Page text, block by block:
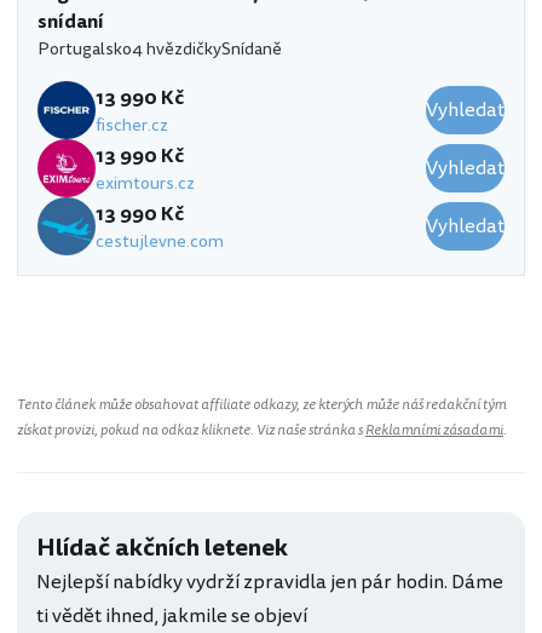
snídaní
Portugalsko4 hvězdičkySnídaně
13 990 Kč
fischer.cz
Vyhledat
13 990 Kč
eximtours.cz
Vyhledat
13 990 Kč
cestujlevne.com Vyhledat
Tento článek může obsahovat affiliate odkazy, ze kterých může náš redakční tým
získat provizi, pokud na odkaz kliknete. Viz naše stránka sReklamními zásadami.
Hlídač akčních letenek
Nejlepší nabídky vydrží zpravidla jen pár hodin. Dáme
ti vědět ihned, jakmile se objeví